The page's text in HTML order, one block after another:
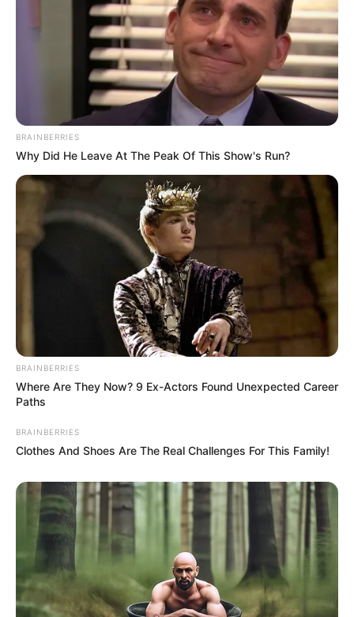
BRAINBERRIES
Why Did He Leave At The Peak Of This Show's Run?
BRAINBERRIES
Where Are They Now? 9 Ex-Actors Found Unexpected Career
Paths
BRAINBERRIES
Clothes And Shoes Are The Real Challenges For This Family!